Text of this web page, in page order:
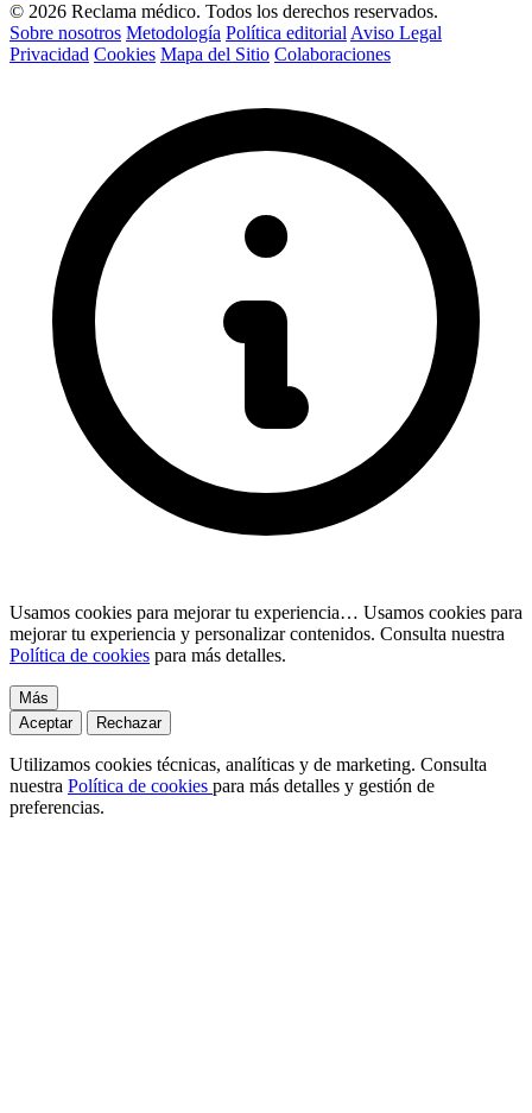
© 2026 Reclama médico. Todos los derechos reservados.
Sobre nosotros Metodología Política editorial Aviso Legal
Privacidad Cookies Mapa del Sitio Colaboraciones
Usamos cookies para mejorar tu experiencia… Usamos cookies para
mejorar tu experiencia y personalizar contenidos. Consulta nuestra
Política de cookies para más detalles.
Más
Aceptar
Rechazar
Utilizamos cookies técnicas, analíticas y de marketing. Consulta
nuestra Política de cookies para más detalles y gestión de
preferencias.